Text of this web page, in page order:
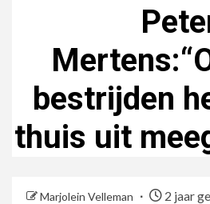
bestrijden
thuis uit
Marjolein Velleman 2 jaar